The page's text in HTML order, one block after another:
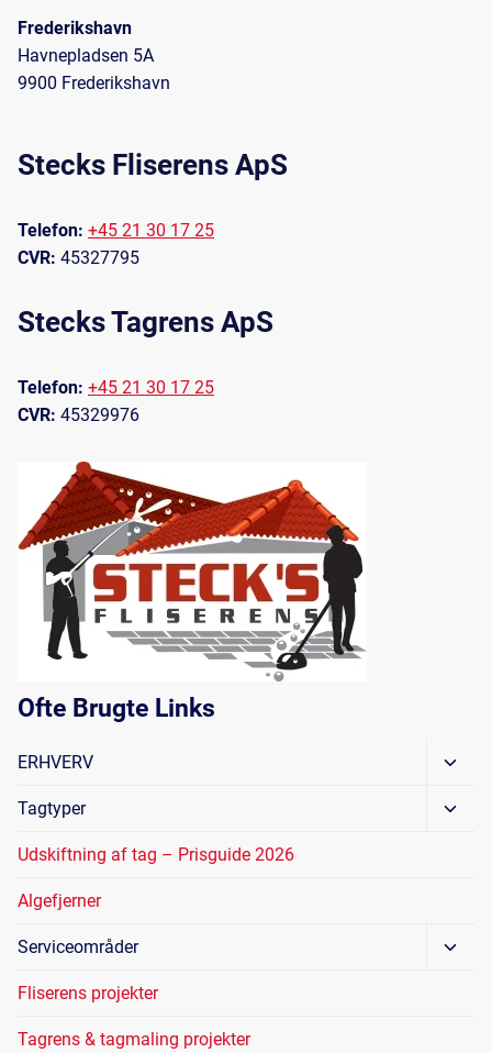
Frederikshavn
Havnepladsen 5A
9900 Frederikshavn
Stecks Fliserens ApS
Telefon: +45 21 30 17 25
CVR: 45327795
Stecks Tagrens ApS
Telefon: +45 21 30 17 25
CVR: 45329976
Ofte Brugte Links
ERHVERV
Skift
Tagtyper
Skift
Udskiftning af tag – Prisguide 2026
Algefjerner
Serviceområder
Skift
Fliserens projekter
Tagrens & tagmaling projekter